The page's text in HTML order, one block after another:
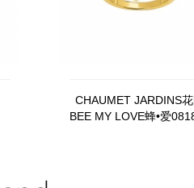
CHAUMET JARDINS花
BEE MY LOVE蜂•爱